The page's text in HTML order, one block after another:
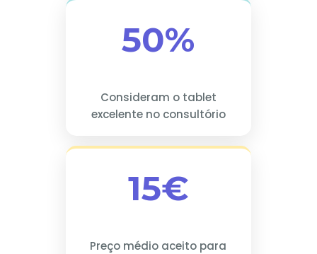
50%
Consideram o tablet
excelente no consultório
15€
Preço médio aceito para